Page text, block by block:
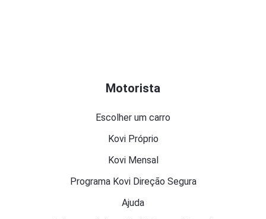
Motorista
Escolher um carro
Kovi Próprio
Kovi Mensal
Programa Kovi Direção Segura
Ajuda